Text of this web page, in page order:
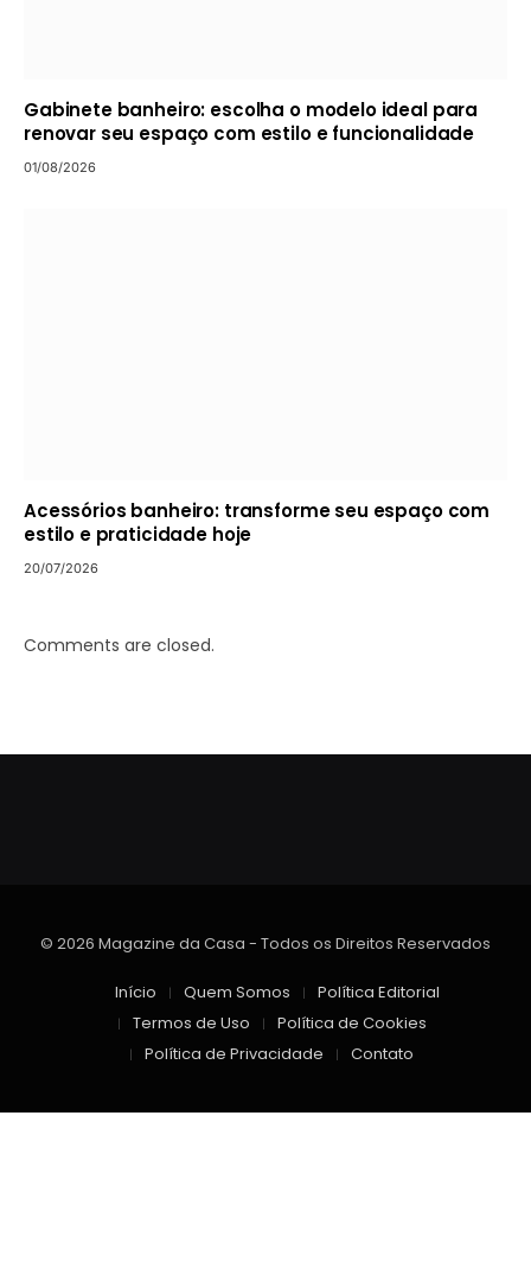
Gabinete banheiro: escolha o modelo ideal para
renovar seu espaço com estilo e funcionalidade
01/08/2026
Acessórios banheiro: transforme seu espaço com
estilo e praticidade hoje
20/07/2026
Comments are closed.
© 2026 Magazine da Casa - Todos os Direitos Reservados
Início Quem Somos
Política Editorial
Termos de Uso
Política de Cookies
Política de Privacidade
Contato